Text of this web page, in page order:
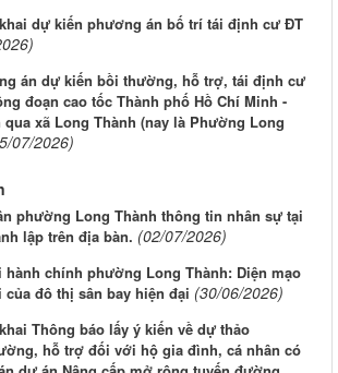
dự kiến phương án bố trí tái định cư ĐT
án dự kiến bồi thường, hỗ trợ, tái định cư
đoạn cao tốc Thành phố Hồ Chí Minh -
qua xã Long Thành (nay là Phường Long
07/2026)
phường Long Thành thông tin nhân sự tại
lập trên địa bàn. (02/07/2026)
hành chính phường Long Thành: Diện mạo
đô thị sân bay hiện đại (30/06/2026)
Thông báo lấy ý kiến về dự thảo
hỗ trợ đối với hộ gia đình, cá nhân có